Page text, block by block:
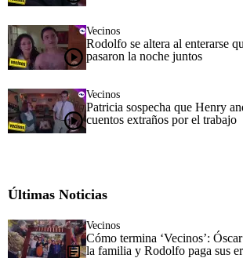
Vecinos
Rodolfo se altera al enterarse
pasaron la noche juntos
Vecinos
Patricia sospecha que Henry
cuentos extraños por el trabajo
Últimas Noticias
Vecinos
Cómo termina ‘Vecinos’:
la familia y Rodolfo paga sus